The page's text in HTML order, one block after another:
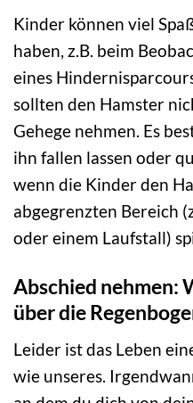
Kinder können viel
haben, z.B. beim
eines
sollten den Hamster
Gehege nehmen. Es
ihn fallen lassen oder
wenn die Kinder den
abgegrenzten Bereich
oder einem Laufstall)
Abschied nehmen:
über die
Leider ist das Leben
wie unseres.